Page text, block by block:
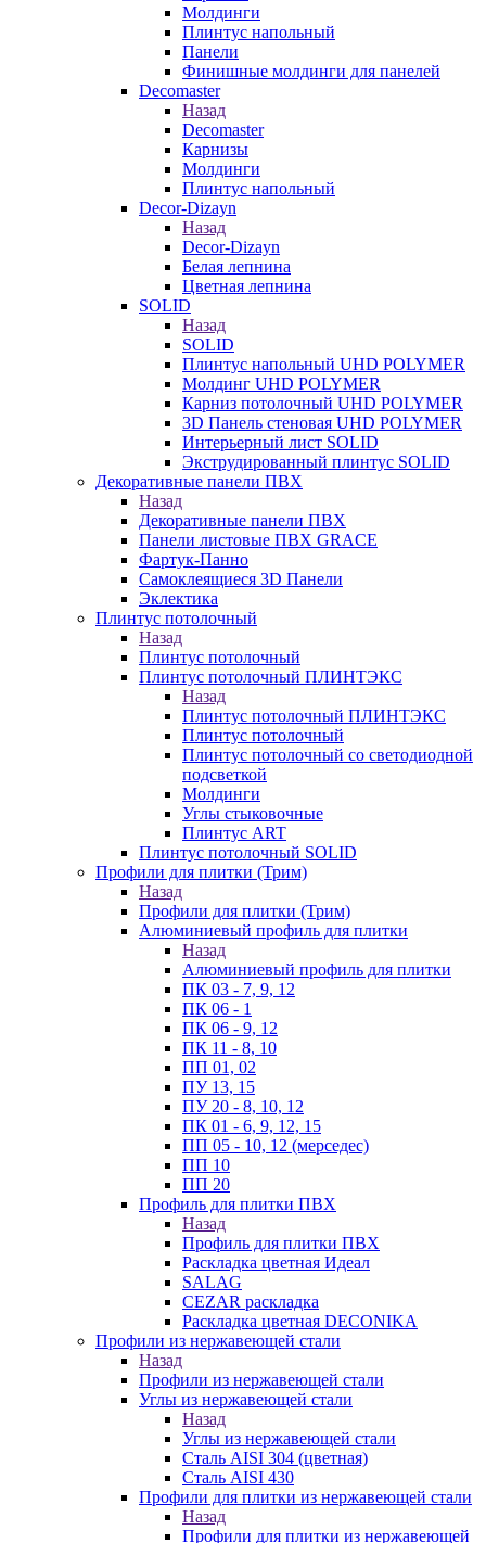
Молдинги
Плинтус напольный
Панели
Финишные молдинги для панелей
Decomaster
Назад
Decomaster
Карнизы
Молдинги
Плинтус напольный
Decor-Dizayn
Назад
Decor-Dizayn
Белая лепнина
Цветная лепнина
SOLID
Назад
SOLID
Плинтус напольный UHD POLYMER
Молдинг UHD POLYMER
Карниз потолочный UHD POLYMER
3D Панель стеновая UHD POLYMER
Интерьерный лист SOLID
Экструдированный плинтус SOLID
Декоративные панели ПВХ
Назад
Декоративные панели ПВХ
Панели листовые ПВХ GRACE
Фартук-Панно
Самоклеящиеся 3D Панели
Эклектика
Плинтус потолочный
Назад
Плинтус потолочный
Плинтус потолочный ПЛИНТЭКС
Назад
Плинтус потолочный ПЛИНТЭКС
Плинтус потолочный
Плинтус потолочный со светодиодной
подсветкой
Молдинги
Углы стыковочные
Плинтус ART
Плинтус потолочный SOLID
Профили для плитки (Трим)
Назад
Профили для плитки (Трим)
Алюминиевый профиль для плитки
Назад
Алюминиевый профиль для плитки
ПК 03 - 7, 9, 12
ПК 06 - 1
ПК 06 - 9, 12
ПК 11 - 8, 10
ПП 01, 02
ПУ 13, 15
ПУ 20 - 8, 10, 12
ПК 01 - 6, 9, 12, 15
ПП 05 - 10, 12 (мерседес)
ПП 10
ПП 20
Профиль для плитки ПВХ
Назад
Профиль для плитки ПВХ
Раскладка цветная Идеал
SALAG
CEZAR раскладка
Раскладка цветная DECONIKA
Профили из нержавеющей стали
Назад
Профили из нержавеющей стали
Углы из нержавеющей стали
Назад
Углы из нержавеющей стали
Сталь AISI 304 (цветная)
Сталь AISI 430
Профили для плитки из нержавеющей стали
Назад
Профили для плитки из нержавеющей